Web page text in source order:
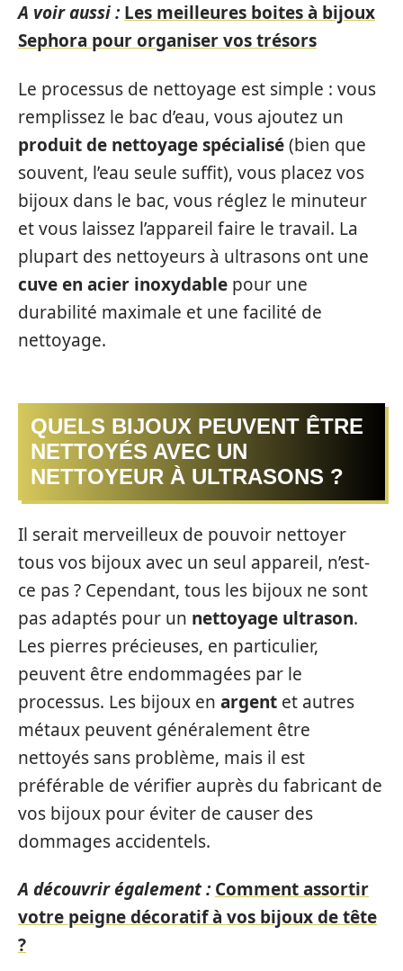
A voir aussi : Les meilleures boites à bijoux
Sephora pour organiser vos trésors
Le processus de nettoyage est simple : vous
remplissez le bac d’eau, vous ajoutez un
produit de nettoyage spécialisé(bien que
souvent, l’eau seule suffit), vous placez vos
bijoux dans le bac, vous réglez le minuteur
et vous laissez l’appareil faire le travail. La
plupart des nettoyeurs à ultrasons ont une
cuve en acier inoxydable pour une
durabilité maximale et une facilité de
nettoyage.
QUELS BIJOUX PEUVENT ÊTRE
NETTOYÉS AVEC UN
NETTOYEUR À ULTRASONS ?
Il serait merveilleux de pouvoir nettoyer
tous vos bijoux avec un seul appareil, n’est-
ce pas ? Cependant, tous les bijoux ne sont
pas adaptés pour un nettoyage ultrason.
Les pierres précieuses, en particulier,
peuvent être endommagées par le
processus. Les bijoux en argent et autres
métaux peuvent généralement être
nettoyés sans problème, mais il est
préférable de vérifier auprès du fabricant de
vos bijoux pour éviter de causer des
dommages accidentels.
A découvrir également : Comment assortir
votre peigne décoratif à vos bijoux de tête
?